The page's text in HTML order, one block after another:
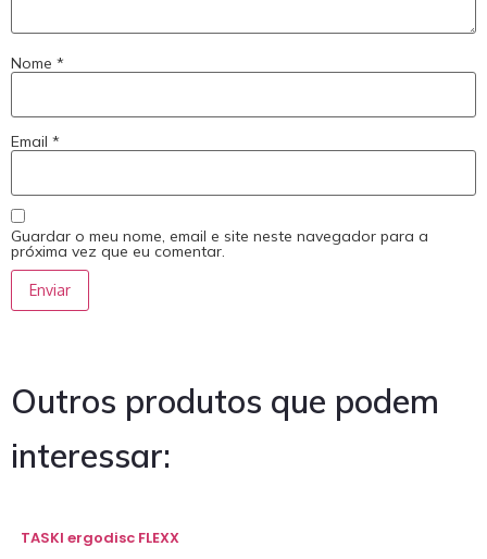
Nome *
Email *
Guardar o meu nome, email e site neste navegador para a
próxima vez que eu comentar.
Outros produtos que podem
interessar:
TASKI ergodisc FLEXX